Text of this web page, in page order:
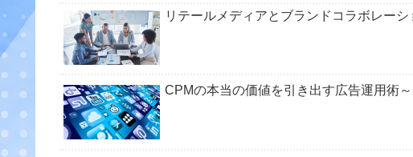
リテールメディアとブランドコラボレーシ
CPMの本当の価値を引き出す広告運用術